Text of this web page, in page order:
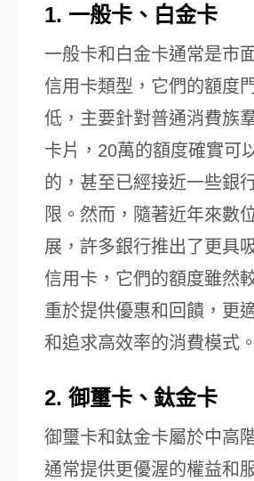
1. 一般卡、白金卡
一般卡和白金卡通常是市
信用卡類型，它們的額度
低，主要針對普通消費族
卡片，20萬的額度確實可
的，甚至已經接近一些銀
限。然而，隨著近年來數
展，許多銀行推出了更具
信用卡，它們的額度雖然
重於提供優惠和回饋，更
和追求高效率的消費模式。
2. 御璽卡、鈦金卡
御璽卡和鈦金卡屬於中高
通常提供更優渥的權益和